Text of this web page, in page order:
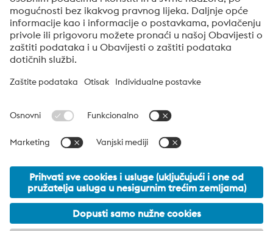
Podnijeti
Provjera protiv robota
Kliknite za početak provjere
voestalpine HPM Zagreb
visokih performansi metala voestalpine Grupe. Podjela se
svjetski je tržišni lider za alatne čelike i posebne materijale.
voestalpine Group Navigation
© 2026 voestalpine HPM Zagreb